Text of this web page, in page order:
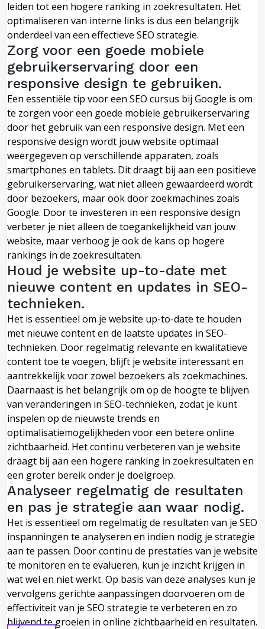
leiden tot een hogere ranking in zoekresultaten. Het
optimaliseren van interne links is dus een belangrijk
onderdeel van een effectieve SEO strategie.
Zorg voor een goede mobiele
gebruikerservaring door een
responsive design te gebruiken.
Een essentiële tip voor een SEO cursus bij Google is om
te zorgen voor een goede mobiele gebruikerservaring
door het gebruik van een responsive design. Met een
responsive design wordt jouw website optimaal
weergegeven op verschillende apparaten, zoals
smartphones en tablets. Dit draagt bij aan een positieve
gebruikerservaring, wat niet alleen gewaardeerd wordt
door bezoekers, maar ook door zoekmachines zoals
Google. Door te investeren in een responsive design
verbeter je niet alleen de toegankelijkheid van jouw
website, maar verhoog je ook de kans op hogere
rankings in de zoekresultaten.
Houd je website up-to-date met
nieuwe content en updates in SEO-
technieken.
Het is essentieel om je website up-to-date te houden
met nieuwe content en de laatste updates in SEO-
technieken. Door regelmatig relevante en kwalitatieve
content toe te voegen, blijft je website interessant en
aantrekkelijk voor zowel bezoekers als zoekmachines.
Daarnaast is het belangrijk om op de hoogte te blijven
van veranderingen in SEO-technieken, zodat je kunt
inspelen op de nieuwste trends en
optimalisatiemogelijkheden voor een betere online
zichtbaarheid. Het continu verbeteren van je website
draagt bij aan een hogere ranking in zoekresultaten en
een groter bereik onder je doelgroep.
Analyseer regelmatig de resultaten
en pas je strategie aan waar nodig.
Het is essentieel om regelmatig de resultaten van je SEO
inspanningen te analyseren en indien nodig je strategie
aan te passen. Door continu de prestaties van je website
te monitoren en te evalueren, kun je inzicht krijgen in
wat wel en niet werkt. Op basis van deze analyses kun je
vervolgens gerichte aanpassingen doorvoeren om de
effectiviteit van je SEO strategie te verbeteren en zo
blijvend te groeien in online zichtbaarheid en resultaten.